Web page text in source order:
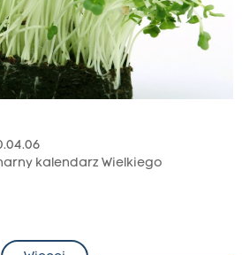
kalendarz Wielkiego